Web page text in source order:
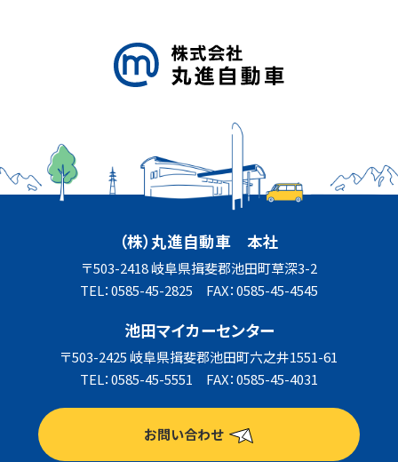
（株）丸進自動車 本社
〒503-2418 岐阜県揖斐郡池田町草深3-2
TEL：0585-45-2825 FAX：0585-45-4545
池田マイカーセンター
〒503-2425 岐阜県揖斐郡池田町六之井1551-61
TEL：0585-45-5551 FAX：0585-45-4031
お問い合わせ